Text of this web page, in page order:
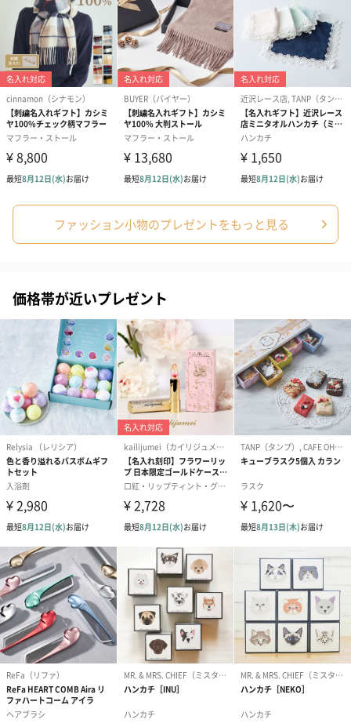
フラワーテディベア
（2,390円）
テディベア（バニラ）
（1,760円）
テディベア（
ル）（1,760円
紅茶・コーヒー・スイーツ
紅茶・コーヒー・スイーツを同梱してお届けいたします。ギフト
への＋αにおすすめです。
アールグレイ（HAPPY
BIRTHDAY TO YOU）
（660円）
アールグレイティー
（660円）
円）
スイーツ
スイーツを同梱してお届けいたします。ギフトへの＋αにおすすめ
です。
ゼリーバウム カット
（レモン＆紅茶）（432
円）
麦わらパンダバウム
（バナナ味）（540円）
3層デザート
ェ〜国産フル
り〜 3号（864
ファッション小物のプレゼントをもっと見る
価格帯が近いプレゼント